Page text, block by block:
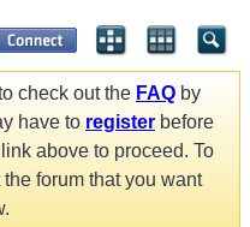
check out the FAQ by
have to register before
above to proceed. To
forum that you want